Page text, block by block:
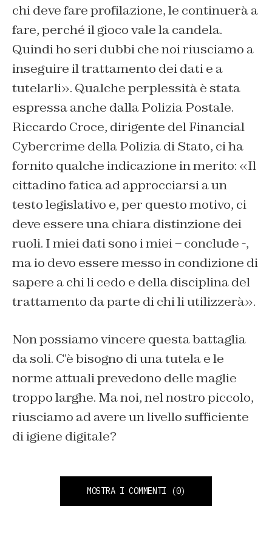
chi deve fare profilazione, le continuerà a
fare, perché il gioco vale la candela.
Quindi ho seri dubbi che noi riusciamo a
inseguire il trattamento dei dati e a
tutelarli». Qualche perplessità è stata
espressa anche dalla Polizia Postale.
Riccardo Croce, dirigente del Financial
Cybercrime della Polizia di Stato, ci ha
fornito qualche indicazione in merito: «Il
cittadino fatica ad approcciarsi a un
testo legislativo e, per questo motivo, ci
deve essere una chiara distinzione dei
ruoli. I miei dati sono i miei – conclude -,
ma io devo essere messo in condizione di
sapere a chi li cedo e della disciplina del
trattamento da parte di chi li utilizzerà».
Non possiamo vincere questa battaglia
da soli. C’è bisogno di una tutela e le
norme attuali prevedono delle maglie
troppo larghe. Ma noi, nel nostro piccolo,
riusciamo ad avere un livello sufficiente
di igiene digitale?
MOSTRA I COMMENTI (0)